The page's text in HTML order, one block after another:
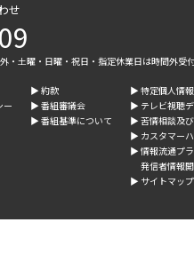
せ
土曜・日曜・祝日・指定休業日は時間外受付
ー
▶︎ 約款
▶︎ 番組審議会
▶︎ 番組基準について
▶︎ 特定個人情
▶︎ テレビ視聴
▶︎ 苦情相談及
▶︎ カスタマー
▶︎ 情報流通プ
発信者情報
▶︎ サイトマップ